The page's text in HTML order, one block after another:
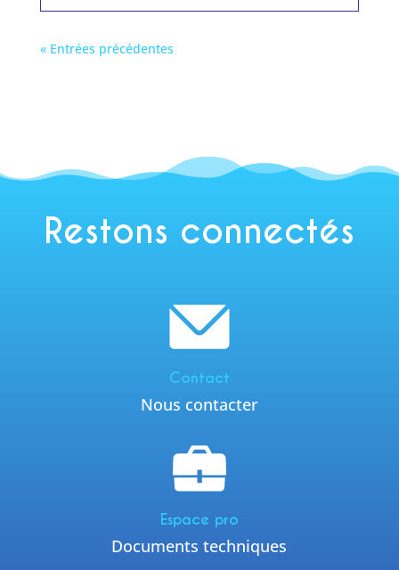
« Entrées précédentes
Restons connectés
Contact
Nous contacter
Espace pro
Documents techniques